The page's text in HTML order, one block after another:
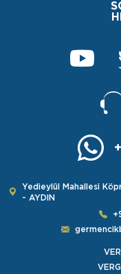
Yedieylül Mahallesi
- AYDIN